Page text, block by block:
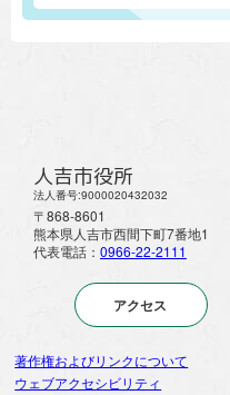
人吉市役所
法人番号:9000020432032
〒868-8601
熊本県人吉市西間下町7番地1
代表電話： 0966-22-2111
アクセス
著作権およびリンクについて
ウェブアクセシビリティ